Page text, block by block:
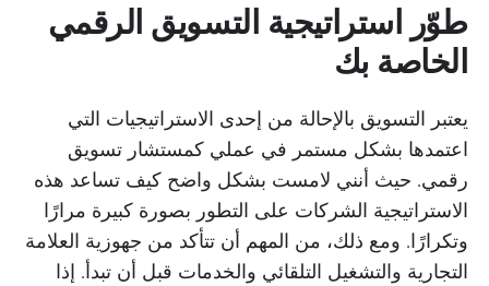
طوّر استراتيجية التسويق الرقمي
الخاصة بك
يعتبر التسويق بالإحالة من إحدى الاستراتيجيات التي
اعتمدها بشكل مستمر في عملي كمستشار تسويق
رقمي. حيث أنني لامست بشكل واضح كيف تساعد هذه
الاستراتيجية الشركات على التطور بصورة كبيرة مرارًا
وتكرارًا. ومع ذلك، من المهم أن تتأكد من جهوزية العلامة
التجارية والتشغيل التلقائي والخدمات قبل أن تبدأ. إذا